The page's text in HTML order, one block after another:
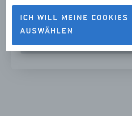
ICH WILL MEINE COOKIES
AUSWÄHLEN